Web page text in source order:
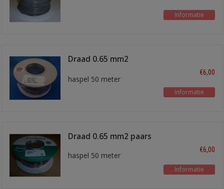
Informatie
Draad 0.65 mm2
haspel 50 meter
€6,00
Informatie
Draad 0.65 mm2 paars
haspel 50 meter
€6,00
Informatie